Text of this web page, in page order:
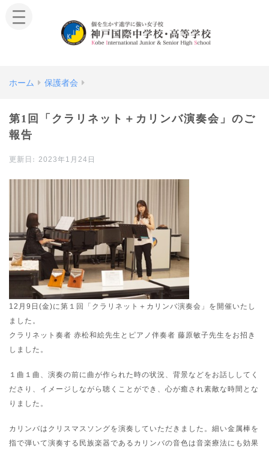
ホーム 保護者会
第1回「クラリネット＋カリンバ演奏会」のご
報告
2023年1月24日
12月9日(金)に第１回「クラリネット＋カリンバ演奏会」を開催いたし
ました。
クラリネット奏者 赤松和絵先生とピアノ伴奏者 藤原敏子先生をお招き
しました。
１曲１曲、演奏の前に曲が作られた時の状況、背景などをお話ししてく
ださり、イメージしながら聴くことができ、心が癒され素敵な時間とな
りました。
カリンバはクリスマスソングを演奏していただきました。細い金属棒を
指で弾いて演奏する民族楽器であるカリンバの音色は音楽療法にも効果